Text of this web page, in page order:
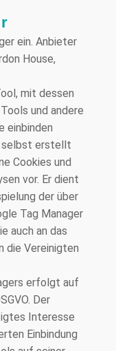
ein. Anbieter
House,
mit dessen
und andere
einbinden
selbst erstellt
Cookies und
vor. Er dient
der über
Tag Manager
auch an das
die Vereinigten
erfolgt auf
Der
Interesse
Einbindung